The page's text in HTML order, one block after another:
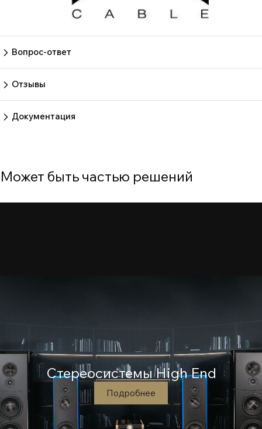
Вопрос-ответ
Отзывы
Документация
Может быть частью решений
Стереосистемы High End
Подробнее